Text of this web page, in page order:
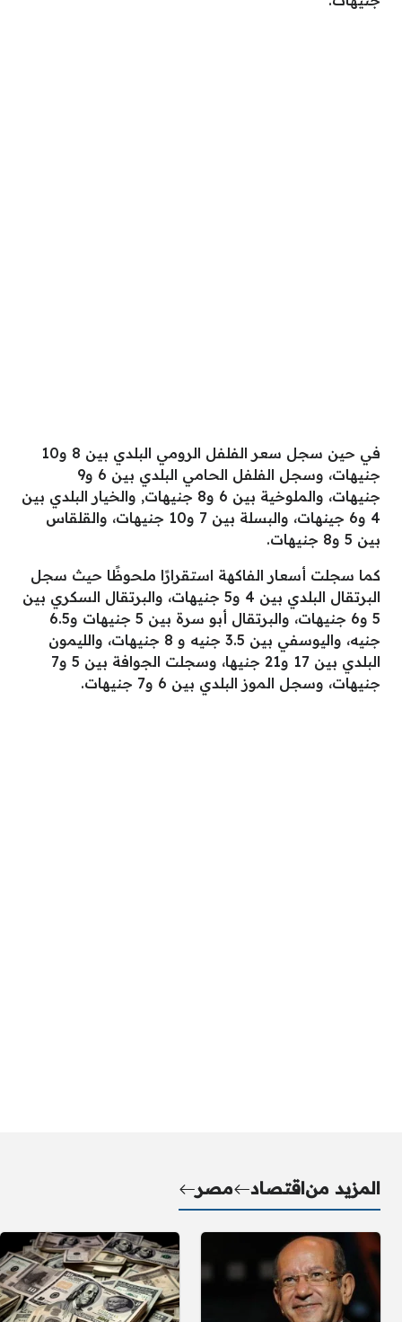
في حين سجل سعر الفلفل الرومي البلدي بين 8 و10
جنيهات، وسجل الفلفل الحامي البلدي بين 6 و9
جنيهات، والملوخية بين 6 و8 جنيهات, والخيار البلدي بين
4 و6 جينهات، والبسلة بين 7 و10 جنيهات، والقلقاس
بين 5 و8 جنيهات.
كما سجلت أسعار الفاكهة استقرارًا ملحوظًا حيث سجل
البرتقال البلدي بين 4 و5 جنيهات، والبرتقال السكري بين
5 و6 جنيهات، والبرتقال أبو سرة بين 5 جنيهات و6.5
جنيه، واليوسفي بين 3.5 جنيه و 8 جنيهات، والليمون
البلدي بين 17 و21 جنيها، وسجلت الجوافة بين 5 و7
جنيهات، وسجل الموز البلدي بين 6 و7 جنيهات.
المزيد مناقتصاد مصر